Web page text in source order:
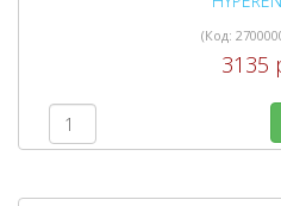
(Код:
3135